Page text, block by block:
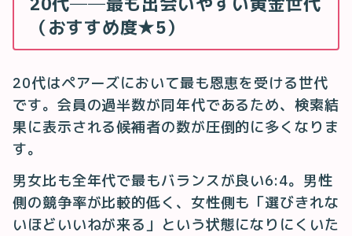
（おすすめ度★5）
20代はペアーズにおいて最も恩恵を受ける世代
です。会員の過半数が同年代であるため、検索結
果に表示される候補者の数が圧倒的に多くなりま
す。
男女比も全年代で最もバランスが良い6:4。男性
側の競争率が比較的低く、女性側も「選びきれな
いほどいいねが来る」という状態になりにくいた